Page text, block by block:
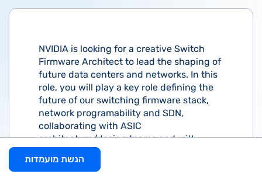
NVIDIA is looking for a creative Switch
Firmware Architect to lead the shaping of
future data centers and networks. In this
role, you will play a key role defining the
future of our switching firmware stack,
network programability and SDN,
collaborating with ASIC
architecture/design teams and with
software architecture/design teams.
הגשת מועמדות